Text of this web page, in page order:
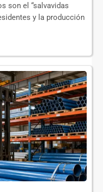
son el “salvavidas
y la producción